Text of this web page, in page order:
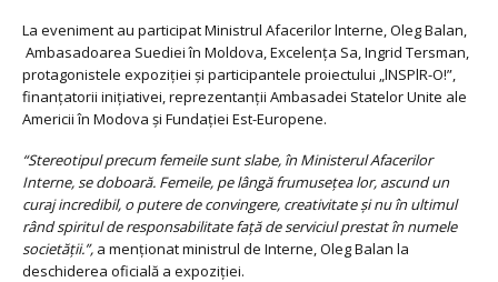
La eveniment au participat Ministrul Afacerilor lnterne, Oleg Balan,
Ambasadoarea Suediei în Moldova, Excelența Sa, Ingrid Tersman,
protagonistele expoziției și participantele proiectului „lNSPlR-O!”,
finanțatorii inițiativei, reprezentanții Ambasadei Statelor Unite ale
Americii în Modova și Fundației Est-Europene.
“Stereotipul precum femeile sunt slabe, în Ministerul Afacerilor
Interne, se doboară. Femeile, pe lângă frumusețea lor, ascund un
curaj incredibil, o putere de convingere, creativitate și nu în ultimul
rând spiritul de responsabilitate față de serviciul prestat în numele
societății.”, a menționat ministrul de Interne, Oleg Balan la
deschiderea oficială a expoziției.